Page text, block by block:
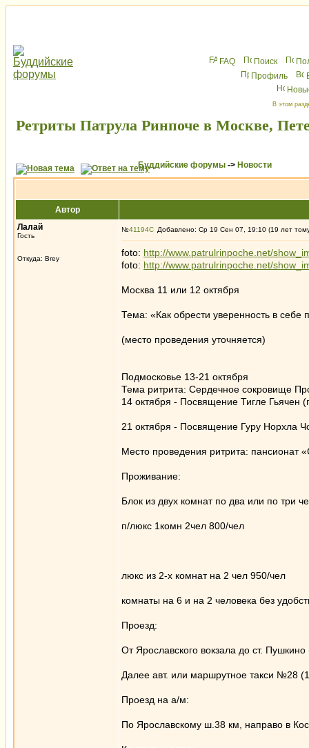
FAQ Поиск
Профиль
В этом
Ретриты Патрула Ринпоче в Москве,
Буддийские форумы -> Новости
Автор
Лалай
Гость
Откуда: Brey
№41194 Добавлено: Ср 19 Сен 07, 19:10 (19 лет
foto: http://www.patrulrinpoche.net/
foto: http://www.patrulrinpoche.net/
Москва 11 или 12 октября
Тема: «Как обрести уверенность в себе
(место проведения уточняется)
Подмосковье 13-21 октября
Тема ритрита: Сердечное сокровище
14 октября - Посвящение Тигле Гьячен
21 октября - Посвящение Гуру Норхла
Место проведения ритрита: пансионат
Проживание:
Блок из двух комнат по два или по три
п/люкс 1комн 2чел 800/чел
люкс из 2-х комнат на 2 чел 950/чел
комнаты на 6 и на 2 человека без
Проезд:
От Ярославского вокзала до ст.
Далее авт. или маршрутное такси №28
Проезд на а/м:
По Ярославскому ш.38 км, направо в